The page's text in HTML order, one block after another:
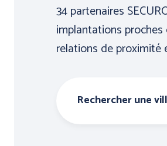
34 partenaires
implantations proches
relations de proximité